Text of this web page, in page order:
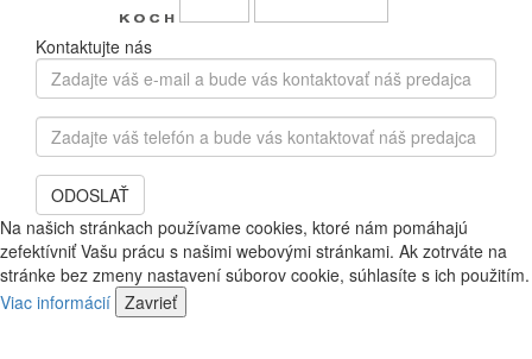
Kontaktujte nás
Zadajte
váš
e-
mail
a
bude
vás
kontaktovať
náš
predajca
Zadajte
váš
telefón
bude
vás
kontaktovať
náš
predajca
ODOSLAŤ
Na našich stránkach používame cookies, ktoré nám pomáhajú
zefektívniť Vašu prácu s našimi webovými stránkami. Ak zotrváte na
stránke bez zmeny nastavení súborov cookie, súhlasíte s ich použitím.
Viac informácií Zavrieť